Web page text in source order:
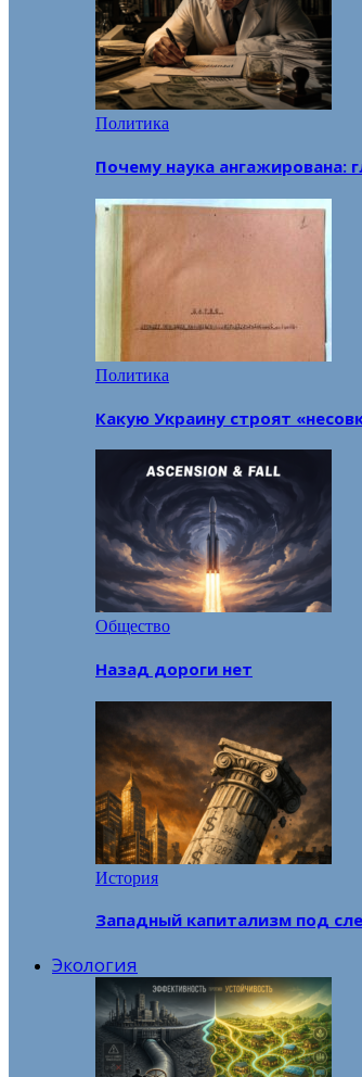
Политика
Почему наука ангажирована:
Политика
Какую Украину строят
Общество
Назад дороги нет
История
Западный капитализм под
Экология